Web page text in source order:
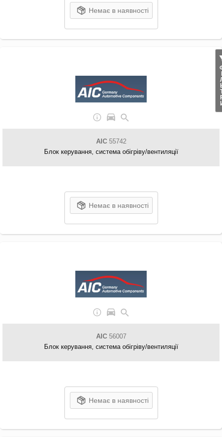
Немає в наявності
AIC55742
Блок керування, система обігріву/вентиляції
Немає в наявності
AIC56007
Блок керування, система обігріву/вентиляції
Немає в наявності